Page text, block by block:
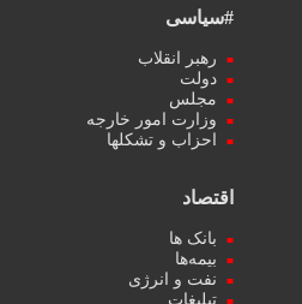
#سیاسی
رهبر انقلاب
دولت
مجلس
وزارت امور خارجه
احزاب و تشکلها
اقتصاد
بانک ها
بیمه‌ها
نفت و انرژی
تبلیغات